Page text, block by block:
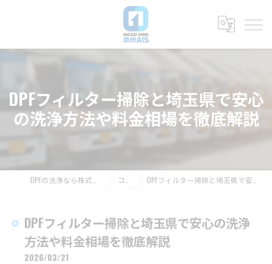
DPFフィルター掃除と埼玉県で安心
の洗浄方法や料金相場を徹底解説
コラム DPFフィルター掃除と埼玉県で安心の洗浄方法や料金相場を徹底解説
DPFフィルター掃除と埼玉県で安心の洗浄
方法や料金相場を徹底解説
2026/03/21